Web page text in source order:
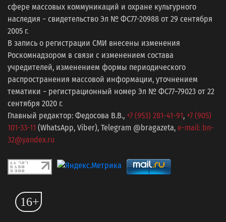
сфере массовых коммуникаций и охране культурного
наследия − свидетельство Эл № ФС77-20988 от 29 сентября
2005 г.
В запись о регистрации СМИ внесены изменения
Роскомнадзором в связи с изменением состава
учредителей, изменением формы периодического
распространения массовой информации, уточнением
тематики − регистрационный номер Эл № ФС77−79023 от 22
сентября 2020 г.
Главный редактор: Федосова В.В., +7 (953) 281-41-91, +7 (905)
101-33-11 (WhatsApp, Viber), Telegram @bragazeta, e-mail: bn-
32@yandex.ru
16+